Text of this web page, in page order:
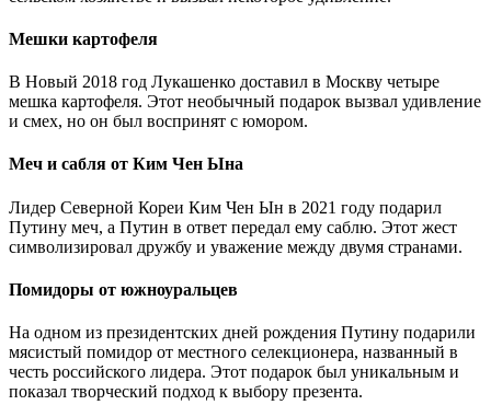
Мешки картофеля
В Новый 2018 год Лукашенко доставил в Москву четыре
мешка картофеля. Этот необычный подарок вызвал удивление
и смех, но он был воспринят с юмором.
Меч и сабля от Ким Чен Ына
Лидер Северной Кореи Ким Чен Ын в 2021 году подарил
Путину меч, а Путин в ответ передал ему саблю. Этот жест
символизировал дружбу и уважение между двумя странами.
Помидоры от южноуральцев
На одном из президентских дней рождения Путину подарили
мясистый помидор от местного селекционера, названный в
честь российского лидера. Этот подарок был уникальным и
показал творческий подход к выбору презента.